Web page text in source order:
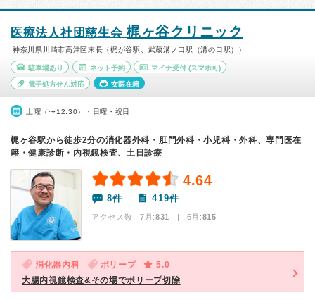
医療法人社団慈生会 梶ヶ谷クリニック
神奈川県川崎市高津区末長（梶が谷駅、武蔵溝ノ口駅（溝の口駅））
駐車場あり ネット予約 マイナ受付 (スマホ可)
電子処方せん対応 女医在籍
土曜（〜12:30）・日曜・祝日
梶ヶ谷駅から徒歩2分の消化器外科・肛門外科・小児科・外科、専門医在
籍・健康診断・内視鏡検査、土日診療
4.64
8件 419件
アクセス数 7月:831 | 6月:815
消化器内科 ポリープ
5.0
大腸内視鏡検査&その場でポリープ切除